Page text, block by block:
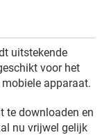
uitstekende
voor het
apparaat.
te downloaden en
nu vrijwel gelijk